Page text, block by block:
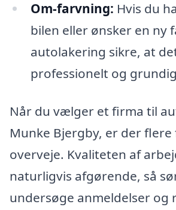
Om-farvning: Hvis du
bilen eller ønsker en ny
autolakering sikre, at
professionelt og
Når du vælger et firma til
Munke Bjergby, er der
overveje. Kvaliteten af
naturligvis afgørende, så
undersøge anmeldelser og